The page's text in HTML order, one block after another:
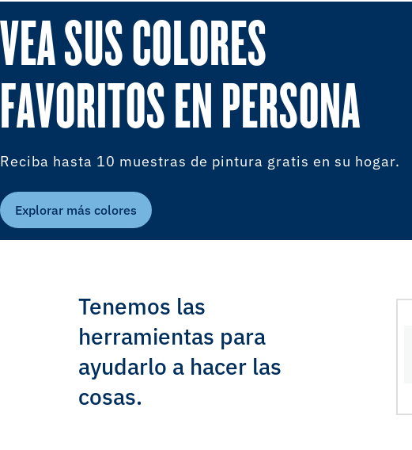
VEA SUS COLORES
FAVORITOS EN PERSONA
Reciba hasta 10 muestras de pintura gratis en su hogar.
Explorar más colores
Tenemos las
herramientas para
ayudarlo a hacer las
cosas.